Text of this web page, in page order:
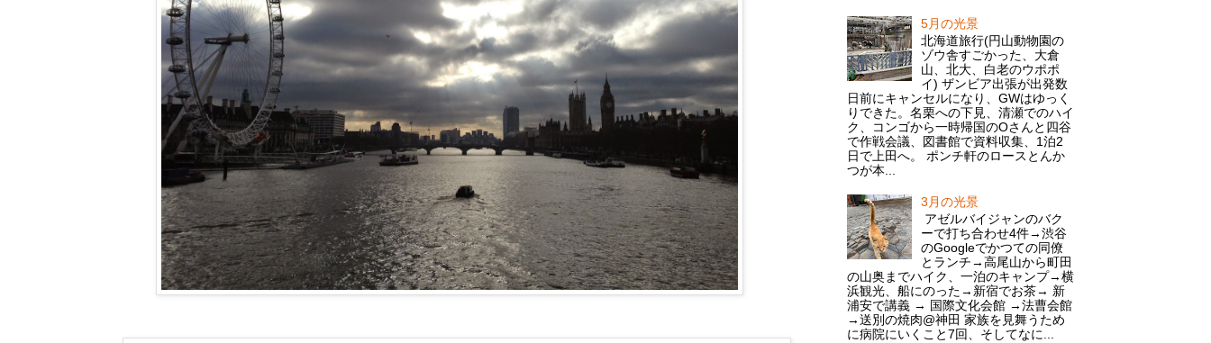
5月の光景
北海道旅行(円山動物園の
ゾウ舎すごかった、大倉
山、北大、白老のウポポ
イ) ザンビア出張が出発数
日前にキャンセルになり、GWはゆっく
りできた。名栗への下見、清瀬でのハイ
ク、コンゴから一時帰国のOさんと四谷
で作戦会議、図書館で資料収集、1泊2
日で上田へ。 ポンチ軒のロースとんか
つが本...
3月の光景
アゼルバイジャンのバク
ーで打ち合わせ4件→渋谷
のGoogleでかつての同僚
とランチ→高尾山から町田
の山奥までハイク、一泊のキャンプ→横
浜観光、船にのった→新宿でお茶→ 新
浦安で講義 → 国際文化会館 →法曹会館
→送別の焼肉@神田 家族を見舞うため
に病院にいくこと7回、そしてなに...